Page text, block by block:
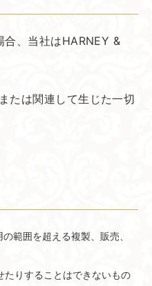
、当社はHARNEY &
たは関連して生じた一切
範囲を超える複製、販売、
たりすることはできないもの